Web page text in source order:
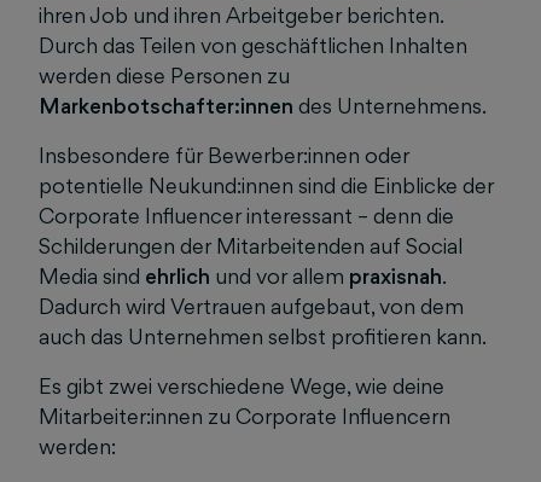
ihren Job und ihren Arbeitgeber berichten.
Durch das Teilen von geschäftlichen Inhalten
werden diese Personen zu
Markenbotschafter:innen des Unternehmens.
Insbesondere für Bewerber:innen oder
potentielle Neukund:innen sind die Einblicke der
Corporate Influencer interessant – denn die
Schilderungen der Mitarbeitenden auf Social
Media sind ehrlich und vor allem praxisnah.
Dadurch wird Vertrauen aufgebaut, von dem
auch das Unternehmen selbst profitieren kann.
Es gibt zwei verschiedene Wege, wie deine
Mitarbeiter:innen zu Corporate Influencern
werden: